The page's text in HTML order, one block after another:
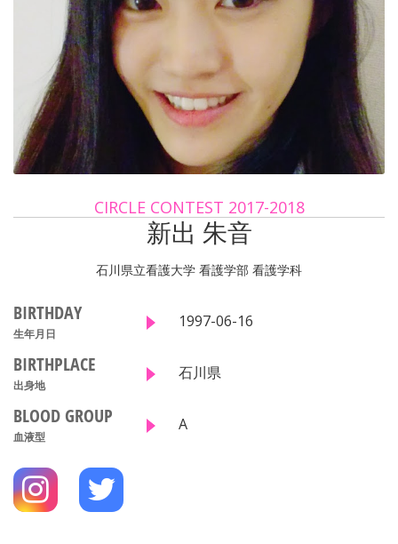
CIRCLE CONTEST 2017-2018
新出 朱音
石川県立看護大学 看護学部 看護学科
BIRTHDAY
生年月日
1997-06-16
BIRTHPLACE
出身地
石川県
BLOOD GROUP
血液型
A